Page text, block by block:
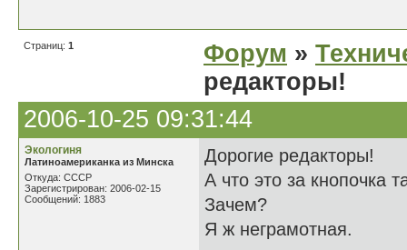
Страниц: 1 Форум »
редакторы!
2006-10-25 09:31:44
Экологиня
Латиноамериканка из Минска
Откуда: СССР
Зарегистрирован: 2006-02-15
Сообщений: 1883
Дорогие редакторы!
А что это за кнопочка
Зачем?
Я ж неграмотная.